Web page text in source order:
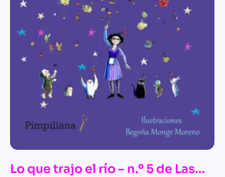
Lo que trajo el río – n.º 5 de Las